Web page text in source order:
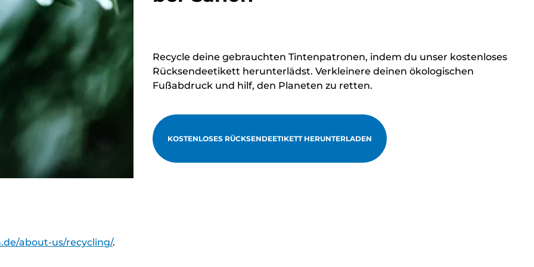
Recycle deine gebrauchten Tintenpatronen, indem du unser kostenloses
Rücksendeetikett herunterlädst. Verkleinere deinen ökologischen
Fußabdruck und hilf, den Planeten zu retten.
KOSTENLOSES RÜCKSENDEETIKETT HERUNTERLADEN
about-us/recycling/.